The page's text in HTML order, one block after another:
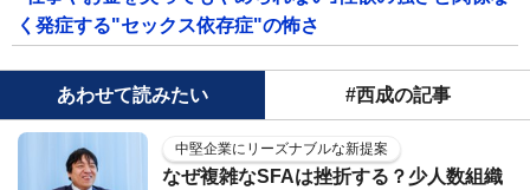
く発症する"セックス依存症"の怖さ
あわせて読みたい #西成の記事
中堅企業にリーズナブルな新提案
なぜ複雑なSFAは挫折する？少人数組織